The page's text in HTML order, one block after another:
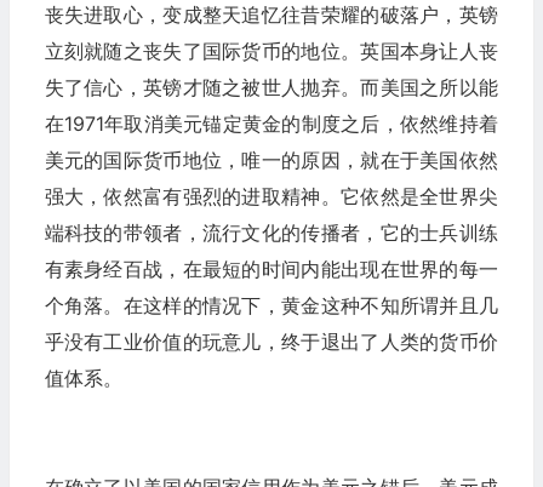
丧失进取心，变成整天追忆往昔荣耀的破落户，英镑
立刻就随之丧失了国际货币的地位。英国本身让人丧
失了信心，英镑才随之被世人抛弃。而美国之所以能
在1971年取消美元锚定黄金的制度之后，依然维持着
美元的国际货币地位，唯一的原因，就在于美国依然
强大，依然富有强烈的进取精神。它依然是全世界尖
端科技的带领者，流行文化的传播者，它的士兵训练
有素身经百战，在最短的时间内能出现在世界的每一
个角落。在这样的情况下，黄金这种不知所谓并且几
乎没有工业价值的玩意儿，终于退出了人类的货币价
值体系。